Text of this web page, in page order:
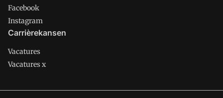
Facebook
Instagram
Carrièrekansen
Vacatures
Vacatures x